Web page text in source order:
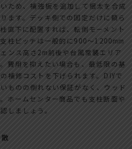
ため、補強板を追加して根太を合成
ます。デッキ側での固定だけに頼ら
直下に配置すれば、転倒モーメント
柱ピッチは一般的に900〜1200mm
ンス高さ2m前後や台風常襲エリア
費用を抑えたい場合も、最低限の基
補修コストを下げられます。DIYで
ものの倒れない保証がなく、ウッド
ホームセンター商品でも支柱断面や
しましょう。